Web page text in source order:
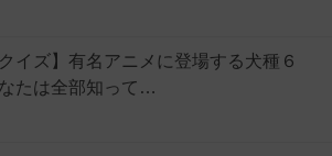
クイズ】有名アニメに登場する犬種６
たは全部知って…